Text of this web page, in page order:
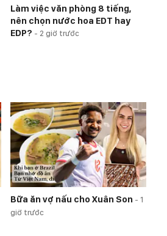
Làm việc văn phòng 8 tiếng,
nên chọn nước hoa EDT hay
EDP? - 2 giờ trước
Bữa ăn vợ nấu cho Xuân Son - 1
giờ trước